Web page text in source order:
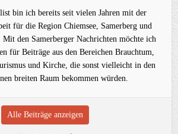
bin ich bereits seit vielen Jahren mit der
für die Region Chiemsee, Samerberg und
Mit den Samerberger Nachrichten möchte ich
für Beiträge aus den Bereichen Brauchtum,
und Kirche, die sonst vielleicht in den
breiten Raum bekommen würden.
Alle Beiträge anzeigen